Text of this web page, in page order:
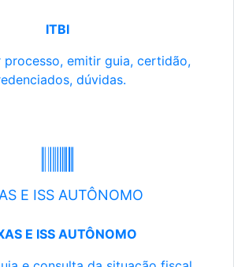
ITBI
processo, emitir guia, certidão,
dúvidas.
E ISS AUTÔNOMO
E ISS AUTÔNOMO